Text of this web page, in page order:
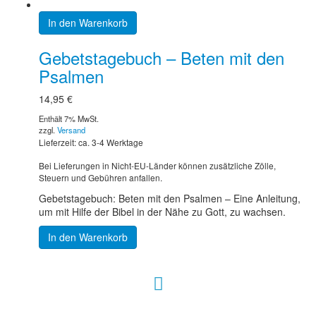
In den Warenkorb
Gebetstagebuch – Beten mit den
Psalmen
14,95 €
Enthält 7% MwSt.
zzgl.Versand
Lieferzeit: ca. 3-4 Werktage
Bei Lieferungen in Nicht-EU-Länder können zusätzliche Zölle,
Steuern und Gebühren anfallen.
Gebetstagebuch: Beten mit den Psalmen – Eine Anleitung,
um mit Hilfe der Bibel in der Nähe zu Gott, zu wachsen.
In den Warenkorb